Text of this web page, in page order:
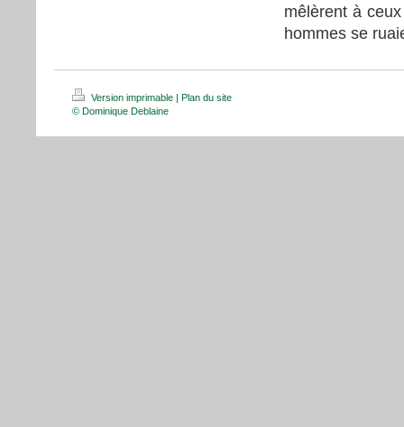
mêlèrent à
hommes se
Version imprimable | Plan du site
© Dominique Deblaine